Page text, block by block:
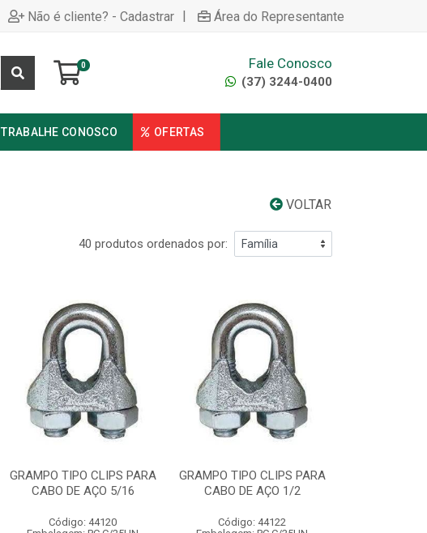
Não é cliente? - Cadastrar | Área do Representante
0 Fale Conosco
(37) 3244-0400
TRABALHE CONOSCO OFERTAS
VOLTAR
40 produtos ordenados por:
GRAMPO TIPO CLIPS PARA
CABO DE AÇO 5/16
Código: 44120
GRAMPO TIPO CLIPS PARA
CABO DE AÇO 1/2
Código: 44122